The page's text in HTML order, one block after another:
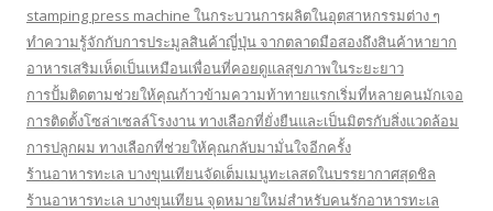
stamping press machine ในกระบวนการผลิตในอุตสาหกรรมต่าง ๆ
ทำความรู้จักกับการประมูลสินค้าญี่ปุ่น จากตลาดมือสองถึงสินค้าหายาก
อาหารเสริมเห็ดเป็นเหมือนเพื่อนที่คอยดูแลสุขภาพในระยะยาว
การปั้มติดตามช่วยให้คุณก้าวข้ามความท้าทายแรกเริ่มที่หลายคนมักเจอ
การติดตั้งโซล่าเซลล์โรงงาน ทางเลือกที่ยั่งยืนและเป็นมิตรกับสิ่งแวดล้อม
การปลูกผม ทางเลือกที่ช่วยให้คุณกลับมามั่นใจอีกครั้ง
ร้านอาหารทะเล บางขุนเทียนจัดเต็มเมนูทะเลสดในบรรยากาศสุดชิล
ร้านอาหารทะเล บางขุนเทียน จุดหมายใหม่สำหรับคนรักอาหารทะเล